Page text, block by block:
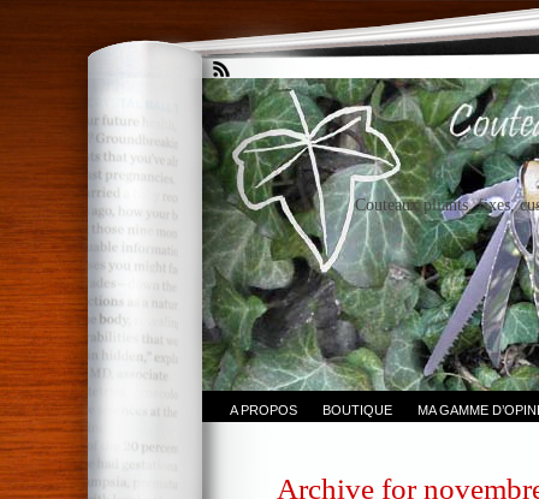
Couteaux pliants, fixes,
A PROPOS BOUTIQUE MA GAMME
Archive for